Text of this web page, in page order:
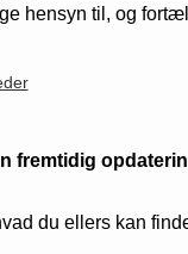
hensyn til, og
fremtidig
du ellers kan